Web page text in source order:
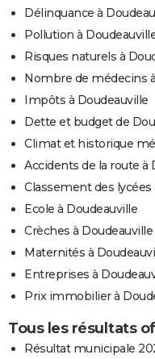
Délinquance à
Pollution à
Risques naturels à
Nombre de médecins
Impôts à Doudeauville
Dette et budget de
Climat et historique
Accidents de la route à
Classement des lycées
Ecole à Doudeauville
Crèches à Doudeauville
Maternités à
Entreprises à
Prix immobilier à
Tous les résultats
Résultat municipale